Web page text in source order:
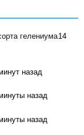
гелениума14
назад
назад
назад